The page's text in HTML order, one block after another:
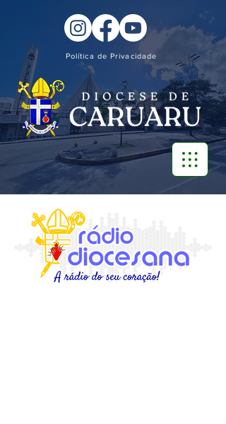
Política de Privacidade